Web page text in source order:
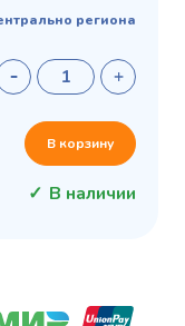
региона
В корзину
В наличии